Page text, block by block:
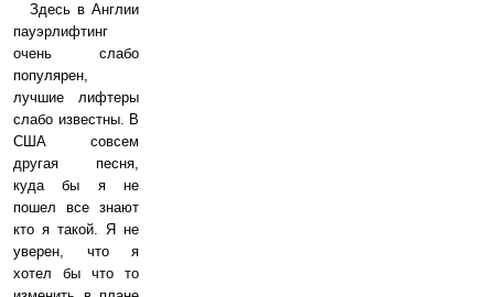
Здесь в Англии
пауэрлифтинг
очень слабо
популярен,
лучшие лифтеры
слабо известны. В
США совсем
другая песня,
куда бы я не
пошел все знают
кто я такой. Я не
уверен, что я
хотел бы что то